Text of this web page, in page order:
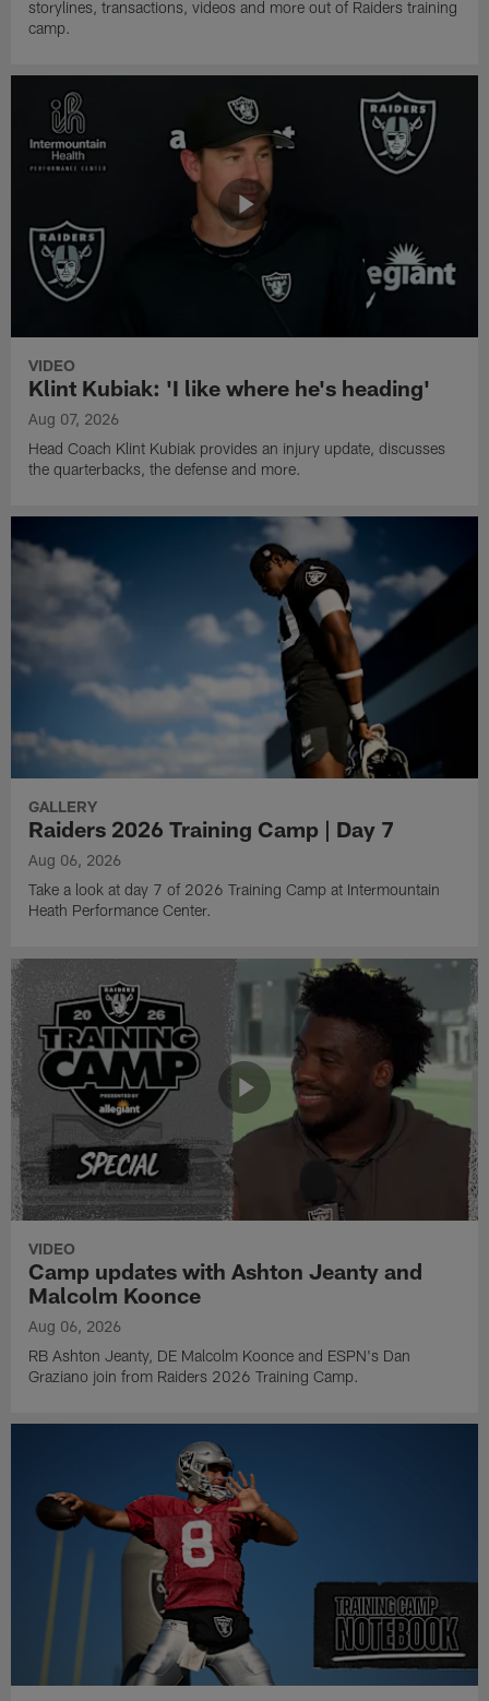
storylines, transactions, videos and more out of Raiders training
camp.
VIDEO
Klint Kubiak: 'I like where he's heading'
Aug 07, 2026
Head Coach Klint Kubiak provides an injury update, discusses
the quarterbacks, the defense and more.
GALLERY
Raiders 2026 Training Camp | Day 7
Aug 06, 2026
Take a look at day 7 of 2026 Training Camp at Intermountain
Heath Performance Center.
VIDEO
Camp updates with Ashton Jeanty and
Malcolm Koonce
Aug 06, 2026
RB Ashton Jeanty, DE Malcolm Koonce and ESPN's Dan
Graziano join from Raiders 2026 Training Camp.